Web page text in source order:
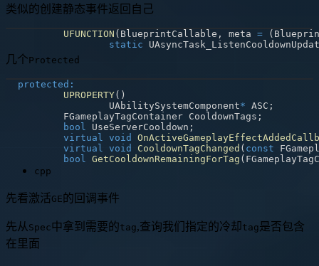
类似的创建静态事件返回自己
UFUNCTION ( BlueprintCallable , meta = (
static
几个Protected
protected :
UPROPERTY( )
		UAbilitySystemComponent
* ASC ;
	FGameplayTagContainer CooldownTags
;
bool
UseServerCooldown ;
virtual
void
virtual
void CooldownTagChanged ( const
bool
GetCooldownRemainingForTag (
cpp
先看激活GE的回调事件
先从 Spec中拿到需要的tag,查询我们指定的冷却 tag是否包含
在里面